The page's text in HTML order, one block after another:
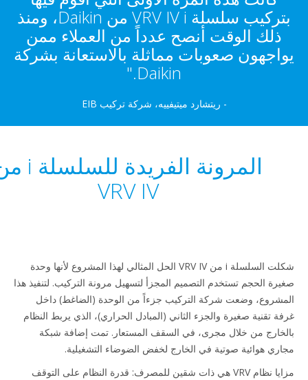
بتركيب سلسلة VRV IV i من Daikin، ومنذ
ذلك الوقت أنصح عدداً من العملاء ممن
صعوبات مماثلة بالاستعانة بشركة
Daikin."
- ريتشارد ميتيفييه، شركة تركيب EIB
المرونة الفريدة للسلسلة i من
VRV IV
شكلت السلسلة i من VRV IV الحل المثالي لهذا المشروع لأنها وحدة
الحجم تستخدم التصميم المجزأ لتسهيل مرونة التركيب. لتنفيذ هذا
وضعت شركة التركيب جزءاً من الوحدة (الضاغط) داخل
تقنية صغيرة والجزء الثاني (المبادل الحراري)، الذي يربط النظام
من خلال مجرى، في السقف المستعار. تمت إضافة شبكة
هوائية صوتية في الخارج لخفض الضوضاء التشغيلية.
مزايا نظام VRV هي ذات شقين للمصرف: قدرة النظام على التوقف